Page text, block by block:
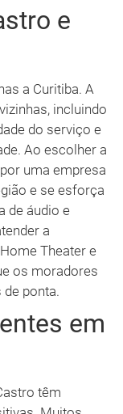
e
a Curitiba. A
incluindo
do serviço e
Ao escolher a
uma empresa
e se esforça
de áudio e
a
Theater e
os moradores
ponta.
em
têm